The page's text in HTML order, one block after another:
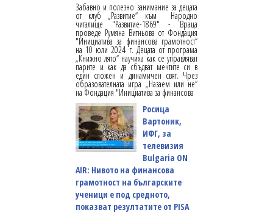
Забавно и полезно занимание за децата
от клуб „Развитие“ към Народно
читалище "Развитие-1869" - Враца
проведе Румяна Витньова от Фондация
"Инициатива за финансова грамотност“
на 10 юли 2024 г. Децата от програма
„Книжно лято“ научиха как се управляват
парите и как да сбъдват мечтите си в
един сложен и динамичен свят. Чрез
образователната игра „Назаем или не“
на Фондация "Инициатива за финансова
Росица
Вартоник,
ИФГ, за
телевизия
Bulgaria ON
AIR: Нивото на финансова
грамотност на българските
ученици е под средното,
показват резултатите от PISA